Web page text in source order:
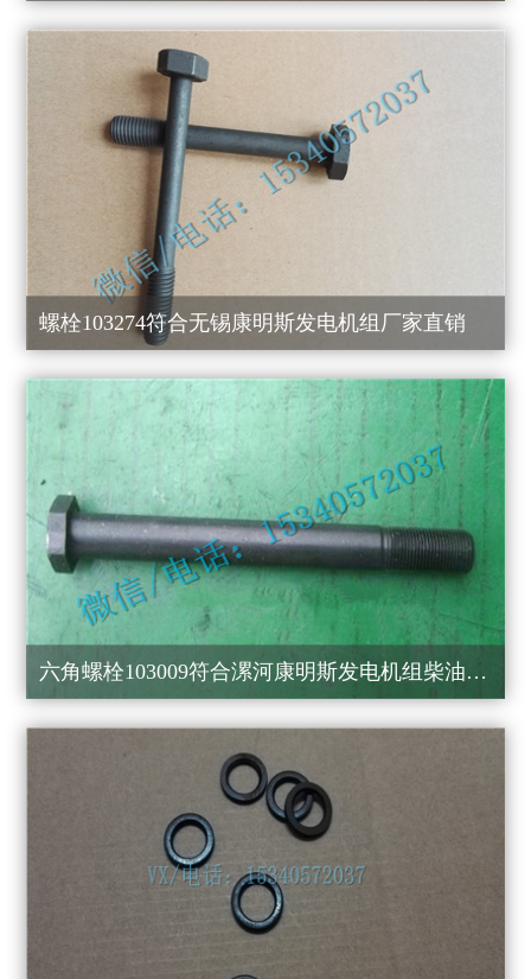
螺栓103274符合无锡康明斯发电机组厂家直销
六角螺栓103009符合漯河康明斯发电机组柴油机怎么买？